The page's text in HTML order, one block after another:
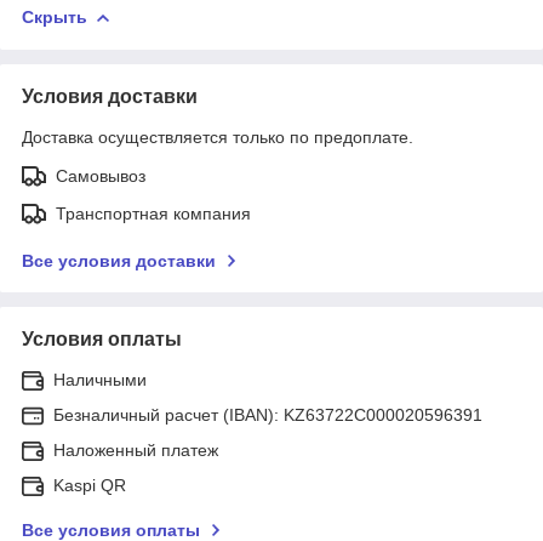
Скрыть
Условия доставки
Доставка осуществляется только по предоплате.
Самовывоз
Транспортная компания
Все условия доставки
Условия оплаты
Наличными
Безналичный расчет (IBAN): KZ63722C000020596391
Наложенный платеж
Kaspi QR
Все условия оплаты